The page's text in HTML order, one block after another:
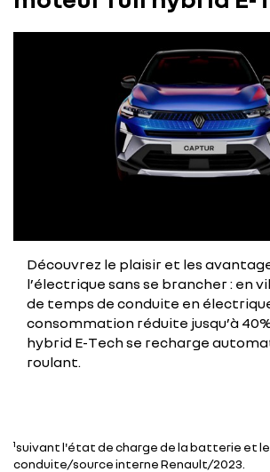
Découvrez le plaisir et les
l’électrique sans se brancher : en
de temps de conduite en
consommation réduite jusqu’à
hybrid E-Tech se recharge
roulant.
¹suivant l'état de charge de la batterie et
conduite/source interne Renault/2023.